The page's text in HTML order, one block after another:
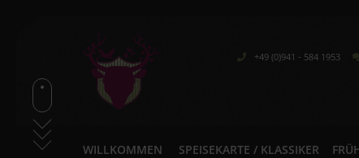
+49 (0)941 - 584 1953
WILLKOMMEN SPEISEKARTE / KLASSIKER